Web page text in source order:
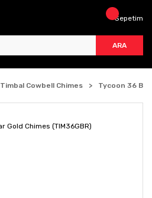
ARA
Sepetim
Timbal Cowbell Chimes Tycoon 36 Bar